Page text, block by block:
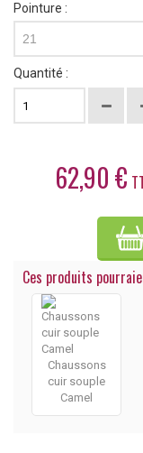
Pointure :
21
Quantité :
62,90 €
Ces produits
Chaussons
cuir souple
Camel